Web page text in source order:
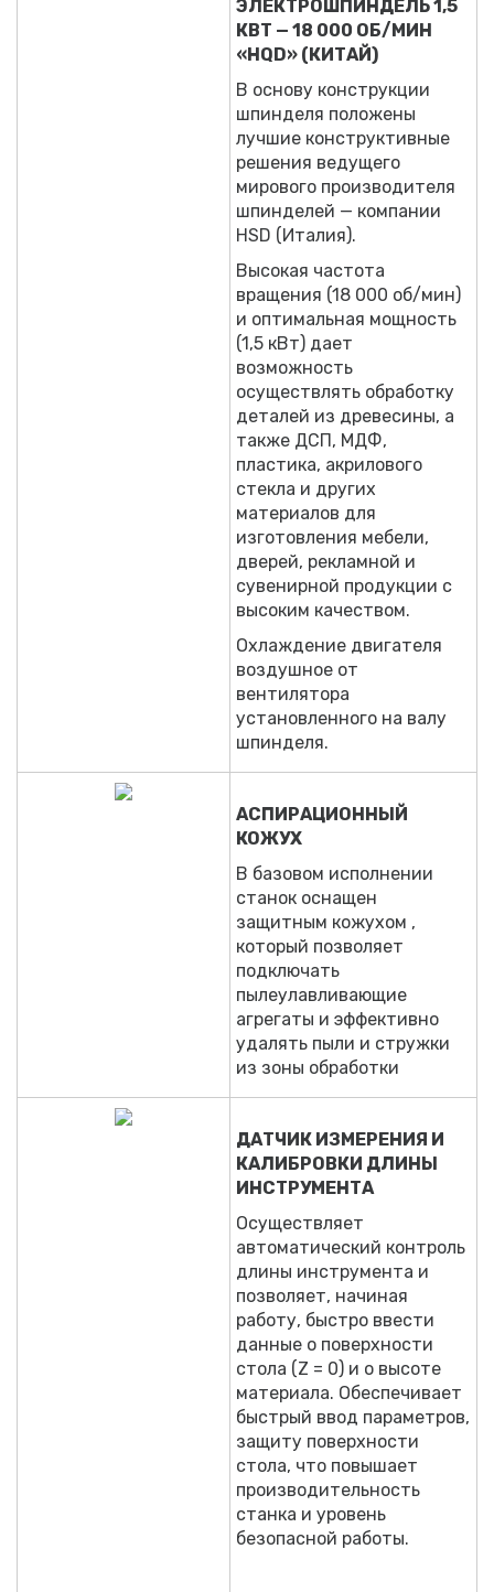
ЭЛЕКТРОШПИНДЕЛЬ 1,5
КВТ — 18 000 ОБ/МИН
«HQD» (КИТАЙ)
В основу конструкции
шпинделя положены
лучшие конструктивные
решения ведущего
мирового производителя
шпинделей — компании
HSD (Италия).
Высокая частота
вращения (18 000 об/мин)
и оптимальная мощность
(1,5 кВт) дает
возможность
осуществлять обработку
деталей из древесины, а
также ДСП, МДФ,
пластика, акрилового
стекла и других
материалов для
изготовления мебели,
дверей, рекламной и
сувенирной продукции с
высоким качеством.
Охлаждение двигателя
воздушное от
вентилятора
установленного на валу
шпинделя.
АСПИРАЦИОННЫЙ
КОЖУХ
В базовом исполнении
станок оснащен
защитным кожухом ,
который позволяет
подключать
пылеулавливающие
агрегаты и эффективно
удалять пыли и стружки
из зоны обработки
ДАТЧИК ИЗМЕРЕНИЯ И
КАЛИБРОВКИ ДЛИНЫ
ИНСТРУМЕНТА
Осуществляет
автоматический контроль
длины инструмента и
позволяет, начиная
работу, быстро ввести
данные о поверхности
стола (Z = 0) и о высоте
материала. Обеспечивает
быстрый ввод параметров,
защиту поверхности
стола, что повышает
производительность
станка и уровень
безопасной работы.